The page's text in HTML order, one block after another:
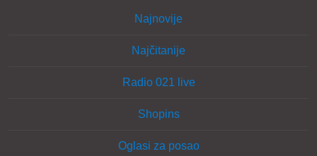
Najnovije
Najčitanije
Radio 021 live
Shopins
Oglasi za posao